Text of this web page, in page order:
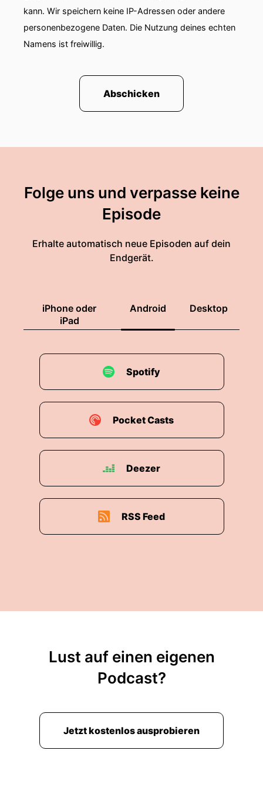
kann. Wir speichern keine IP-Adressen oder andere
personenbezogene Daten. Die Nutzung deines echten
Namens ist freiwillig.
Abschicken
Folge uns und verpasse keine
Episode
Erhalte automatisch neue Episoden auf dein
Endgerät.
iPhone oder
iPad
Android Desktop
Spotify
Pocket Casts
Deezer
RSS Feed
Lust auf einen eigenen
Podcast?
Jetzt kostenlos ausprobieren